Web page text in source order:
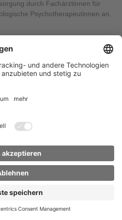
durch Fachärztinnen für
Psychotherapeutinnen an.
Impressum Datenschutz